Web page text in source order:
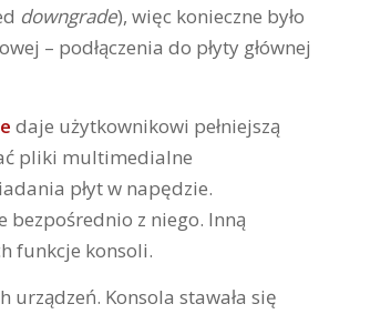
downgrade), więc konieczne było
– podłączenia do płyty głównej
daje użytkownikowi pełniejszą
pliki multimedialne
płyt w napędzie.
bezpośrednio z niego. Inną
funkcje konsoli.
urządzeń. Konsola stawała się